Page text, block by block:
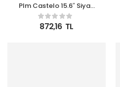
Plm Castelo 15.6″ Siyah
Notebook Sırt Çantası
872,16 TL